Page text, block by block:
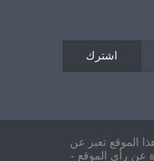
اشترك
الموقع تعبر عن
عن رأي الموقع -